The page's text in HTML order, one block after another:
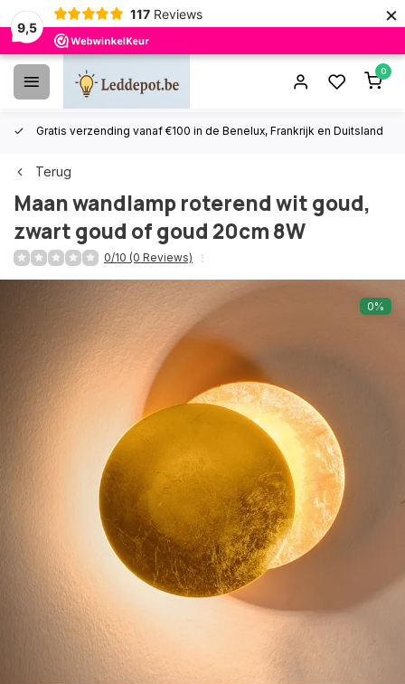
9,5
117 Reviews ×
0
Gratis verzending vanaf €100 in de Benelux, Frankrijk en Duitsland
Terug
Maan wandlamp roterend wit goud,
zwart goud of goud 20cm 8W
0/10 (0 Reviews)
0%